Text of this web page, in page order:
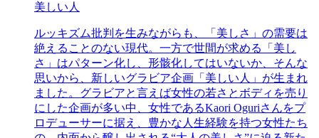
美しい人
ルッキズム批判を生みながらも、「美しさ」の需要は
絶えることのない現代。一方で世間が求める「美し
さ」はパターン化し、形骸化してはいないか、そんな
思いから、新しいグラビア企画「美しい人」が生まれ
ました。グラビアと言えば女性の若さとボディを売り
にした企画が多い中、女性であるKaori Oguriさんをプ
ロデューサーに据え、豊かな人生経験を持つ女性たち